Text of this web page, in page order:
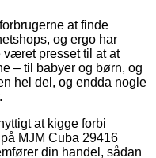
at finde
og ergo har
været presset til at at
– til babyer og børn, og
hel del, og endda nogle
at kigge forbi
MJM Cuba 29416
din handel, sådan